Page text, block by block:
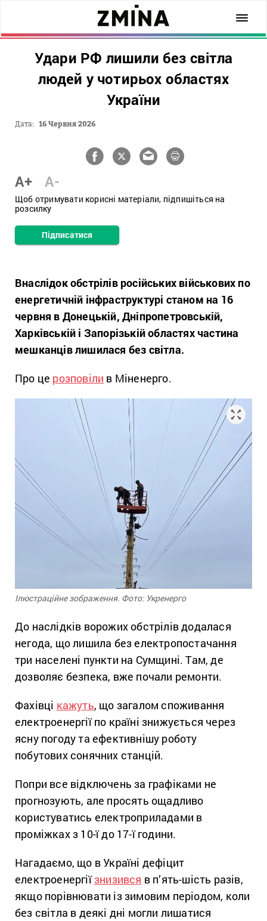
Удари РФ лишили без світла
людей у чотирьох областях
України
Дата: 16 Червня 2026
A+ A-
Щоб отримувати корисні матеріали, підпишіться на
розсилку
Підписатися
Внаслідок обстрілів російських військових по
енергетичній інфраструктурі станом на 16
червня в Донецькій, Дніпропетровській,
Харківській і Запорізькій областяхчастина
мешканців лишилася без світла.
Про це розповіли в Міненерго.
Ілюстраційне зображення. Фото: Укренерго
До наслідків ворожих обстрілів додалася
негода, що лишила без електропостачання
три населені пункти на Сумщині. Там, де
дозволяє безпека, вже почали ремонти.
Фахівці кажуть, що загалом споживання
електроенергії по країні знижується через
ясну погоду та ефективнішу роботу
побутових сонячних станцій.
Попри все відключень за графіками не
прогнозують, але просять ощадливо
користуватись електроприладами в
проміжках з 10-ї до 17-ї години.
Нагадаємо, що в Україні дефіцит
електроенергіїзнизився в п’ять-шість разів,
якщо порівнювати із зимовим періодом, коли
без світла в деякі дні могли лишатися